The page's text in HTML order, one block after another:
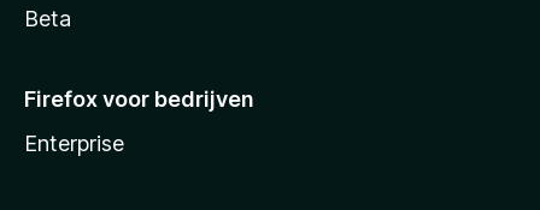
Beta
Firefox voor bedrijven
Enterprise